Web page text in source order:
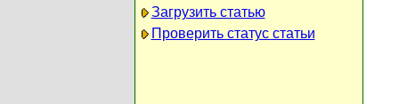
Загрузить статью
Проверить статус статьи